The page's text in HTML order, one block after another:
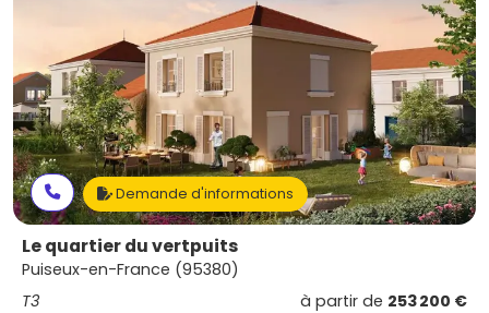
Demande d'informations
Le quartier du vertpuits
Puiseux-en-France (95380)
T3
à partir de 253 200 €